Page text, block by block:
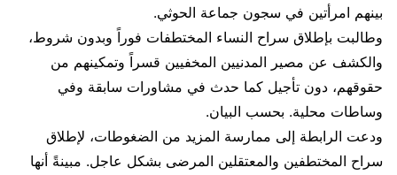
بينهم امرأتين في سجون جماعة الحوثي.
وطالبت بإطلاق سراح النساء المختطفات فوراً وبدون شروط،
والكشف عن مصير المدنيين المخفيين قسراً وتمكينهم من
حقوقهم، دون تأجيل كما حدث في مشاورات سابقة وفي
وساطات محلية. بحسب البيان.
ودعت الرابطة إلى ممارسة المزيد من الضغوطات، لإطلاق
سراح المختطفين والمعتقلين المرضى بشكل عاجل. مبينةً أنها